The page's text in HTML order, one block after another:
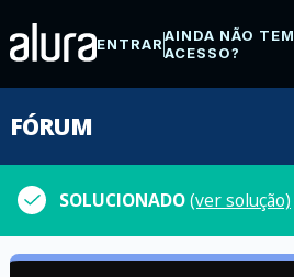
ENTRARAINDA NÃO TEM
ACESSO?
FÓRUM
SOLUCIONADO(ver solução)